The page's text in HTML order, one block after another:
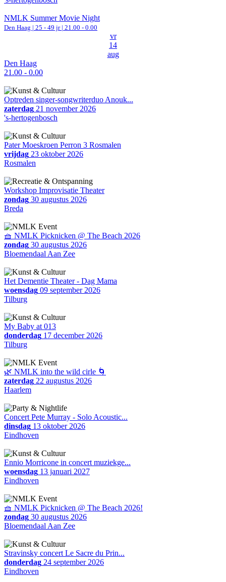
NMLK Summer Movie Night
Den Haag | 25 - 49 jr | 21.00 - 0.00
vr
14
aug
Den Haag
21.00 - 0.00
Optreden singer-songwriterduo Anouk...
zaterdag 21 november 2026
's-hertogenbosch
Pater Moeskroen Perron 3 Rosmalen
vrijdag 23 oktober 2026
Rosmalen
Workshop Improvisatie Theater
zondag 30 augustus 2026
Breda
🧺 NMLK Picknicken @ The Beach 2026
zondag 30 augustus 2026
Bloemendaal Aan Zee
Het Dementie Theater - Dag Mama
woensdag 09 september 2026
Tilburg
My Baby at 013
donderdag 17 december 2026
Tilburg
🌿 NMLK into the wild cirle 🌀
zaterdag 22 augustus 2026
Haarlem
Concert Pete Murray - Solo Acoustic...
dinsdag 13 oktober 2026
Eindhoven
Ennio Morricone in concert muziekge...
woensdag 13 januari 2027
Eindhoven
🧺 NMLK Picknicken @ The Beach 2026!
zondag 30 augustus 2026
Bloemendaal Aan Zee
Stravinsky concert Le Sacre du Prin...
donderdag 24 september 2026
Eindhoven